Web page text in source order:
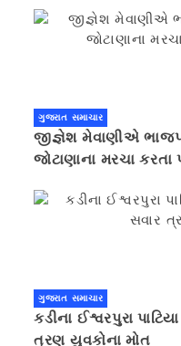
ગુજરાત સમાચાર
જીજ્ઞેશ મેવાણીએ
જોટાણાના મરચા
ગુજરાત સમાચાર
કડીના ઈશ્વરપુરા
ત્રણ યુવકોના મોત